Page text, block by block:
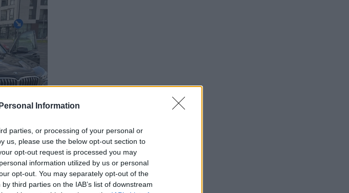
Information
parties, or processing of your personal or
us, please use the below opt-out section to
opt-out request is processed you may
information utilized by us or personal
opt-out. You may separately opt-out of the
third parties on the IAB’s list of downstream